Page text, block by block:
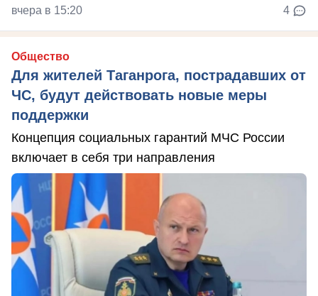
вчера в 15:20 4
Общество
Для жителей Таганрога, пострадавших от
ЧС, будут действовать новые меры
поддержки
Концепция социальных гарантий МЧС России
включает в себя три направления